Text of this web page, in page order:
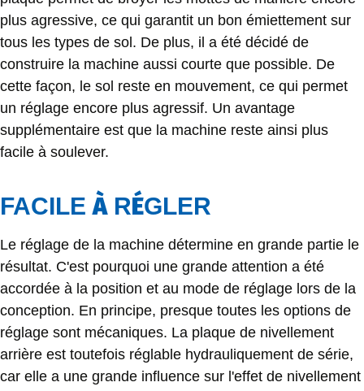
plus agressive, ce qui garantit un bon émiettement sur
tous les types de sol. De plus, il a été décidé de
construire la machine aussi courte que possible. De
cette façon, le sol reste en mouvement, ce qui permet
un réglage encore plus agressif. Un avantage
supplémentaire est que la machine reste ainsi plus
facile à soulever.
FACILEÀRÉGLER
Le réglage de la machine détermine en grande partie le
résultat. C'est pourquoi une grande attention a été
accordée à la position et au mode de réglage lors de la
conception. En principe, presque toutes les options de
réglage sont mécaniques. La plaque de nivellement
arrière est toutefois réglable hydrauliquement de série,
car elle a une grande influence sur l'effet de nivellement